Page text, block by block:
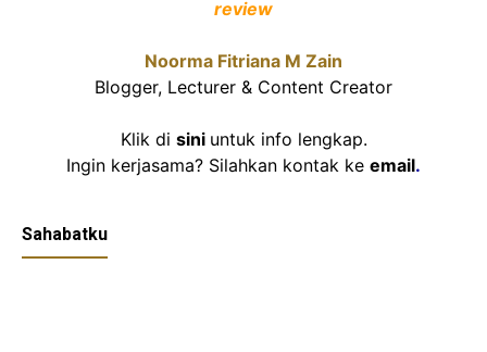
review
Noorma Fitriana M Zain
Blogger, Lecturer & Content Creator
Klik di sini untuk info lengkap.
Ingin kerjasama? Silahkan kontak ke email.
Sahabatku